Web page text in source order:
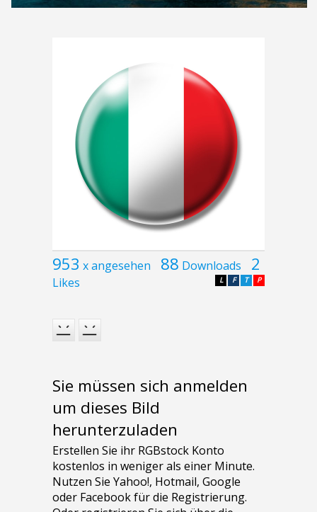
953 x angesehen 88 Downloads 2
Likes P
T
F
L
Sie müssen sich anmelden
um dieses Bild
herunterzuladen